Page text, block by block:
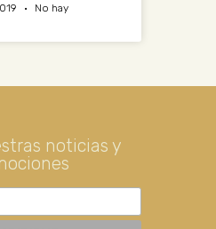
No hay
noticias y